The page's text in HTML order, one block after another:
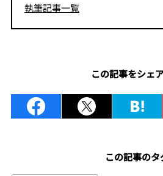
執筆記事一覧
この記事をシェ
この記事のタ